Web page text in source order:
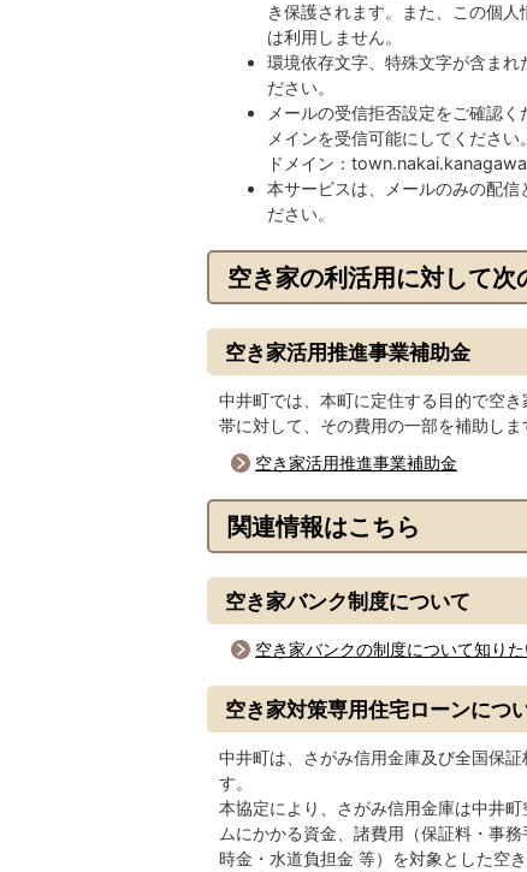
き保護されます。また、この個
は利用しません。
環境依存文字、特殊文字が含ま
ださい。
メールの受信拒否設定をご確認
メインを受信可能にしてください。
ドメイン：
本サービスは、メールのみの配
ださい。
空き家の利活用に対して
空き家活用推進事業補助金
中井町では、本町に定住する目的で空
帯に対して、その費用の一部を補助しま
空き家活用推進事業補助金
関連情報はこちら
空き家バンク制度について
空き家バンクの制度について知り
空き家対策専用住宅ローンにつ
中井町は、さがみ信用金庫及び全国保
す。
本協定により、さがみ信用金庫は中井
ムにかかる資金、諸費用（保証料・事
時金・水道負担金 等）を対象とした空